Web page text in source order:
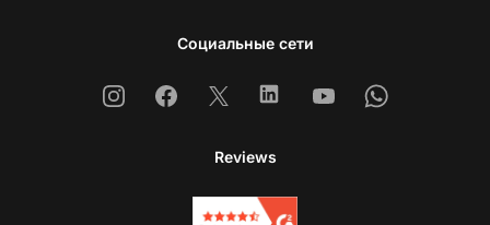
Социальные сети
InstagramFacebook
X LinkedinYoutubeWhatsapp
Reviews